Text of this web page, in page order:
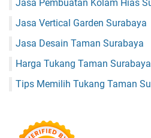
Jasa Pembuatan Kolam Hias
Jasa Vertical Garden Surabaya
Jasa Desain Taman Surabaya
Harga Tukang Taman Surabaya
Tips Memilih Tukang Taman